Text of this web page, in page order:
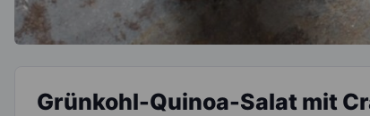
Grünkohl-Quinoa-Salat mit